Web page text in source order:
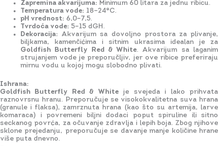
Zapremina akvarijuma: Minimum 60 litara za jednu ribicu.
Temperatura vode: 18–24°C.
pH vrednost: 6,0–7,5.
Tvrdoća vode: 5–15 dGH.
Dekoracija: Akvarijum sa dovoljno prostora za plivanje,
biljkama, kamenčićima i sitnim ukrasima idealan je za
Goldfish Butterfly Red & White. Akvarijum sa laganim
strujanjem vode je preporučljiv, jer ove ribice preferiraju
mirnu vodu u kojoj mogu slobodno plivati.
Ishrana:
Goldfish Butterfly Red & Whiteje svejeda i lako prihvata
raznovrsnu hranu. Preporučuje se visokokvalitetna suva hrana
(granule i flaksa), zamrznuta hrana (kao što su artemija, larve
komaraca) i povremeni biljni dodaci poput spiruline ili sitno
seckanog povrća, za očuvanje zdravlja i lepih boja. Zbog njihove
sklone prejedanju, preporučuje se davanje manje količine hrane
više puta dnevno.